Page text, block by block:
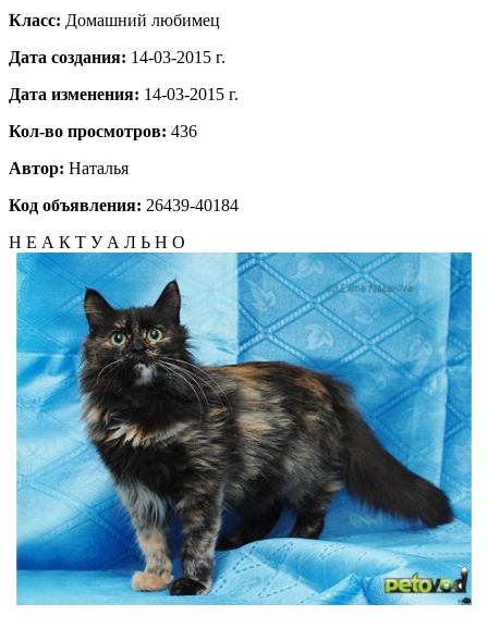
Класс: Домашний любимец
Дата создания: 14-03-2015 г.
Дата изменения: 14-03-2015 г.
Кол-во просмотров: 436
Автор: Наталья
Код объявления: 26439-40184
Н Е А К Т У А Л Ь Н О